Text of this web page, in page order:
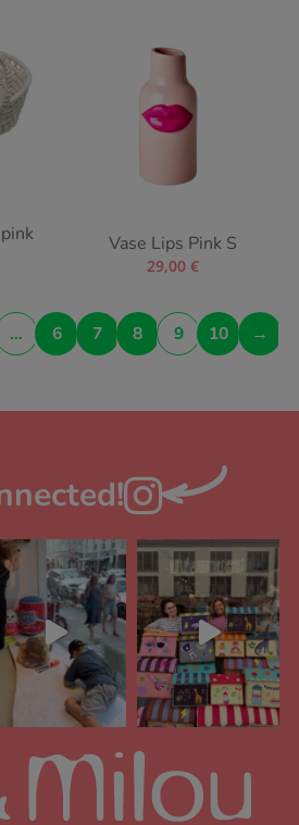
Vase Lips Pink S
29,00€
… 6 7 8 9 10 →
